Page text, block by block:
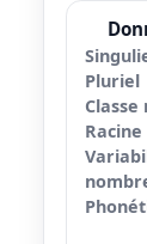
Pluriel